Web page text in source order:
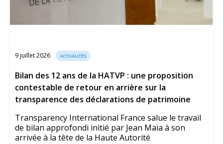
9 juillet 2026 ACTUALITÉS
Bilan des 12 ans de la HATVP : une proposition
contestable de retour en arrière sur la
transparence des déclarations de patrimoine
Transparency International France salue le travail
de bilan approfondi initié par Jean Maïa à son
arrivée à la tête de la Haute Autorité